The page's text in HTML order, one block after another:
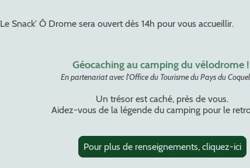
Géocaching au camping du vélodrome !
En partenariat avec l'Office du Tourisme du Pays du
Un trésor est caché, près de vous.
Aidez-vous de la légende du camping pour le
Le Snack' Ô Drome sera ouvert dès 14h pour vous accueillir.
Pour plus de renseignements, cliquez-ici